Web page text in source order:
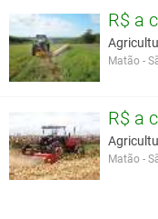
R$ a
Matão -
R$ a
Matão -